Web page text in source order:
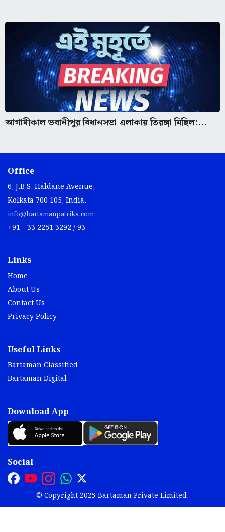
আগামীকাল ভবানীপুর বিধানসভা এলাকায় তিরঙ্গা মিছিল:...
Office
6, J.B.S. Haldane Avenue,
Kolkata 700 105, India.
info@bartamanpatrika.com
+91 - 33 2251 3292 / 93
Links
Home
About Us
Contact Us
Privacy Policy
Useful Links
Bartaman Classified
Bartaman Digital
Download App
Social
© Copyright 2025 Bartaman Private Limited.